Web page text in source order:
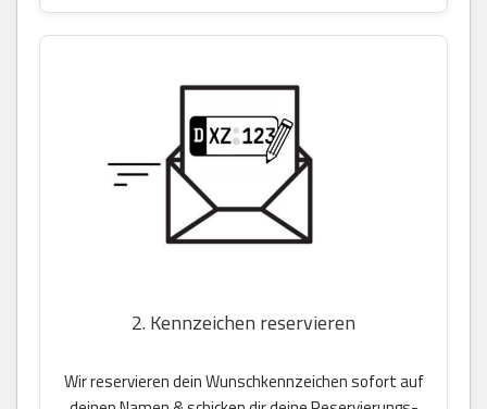
2. Kennzeichen reservieren
Wir reservieren dein Wunschkennzeichen sofort auf